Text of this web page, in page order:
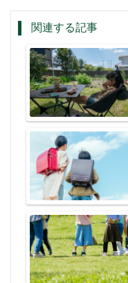
関連する記事